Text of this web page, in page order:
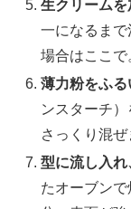
生クリーム
一になるま
場合はここで
薄力粉をふ
ンスターチ
さっくり混ぜ
型に流し入
たオーブン